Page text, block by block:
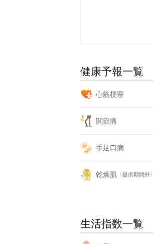
健康予報一覧
心筋梗塞
関節痛
手足口病
乾燥肌 〈提供期間外〉
生活指数一覧